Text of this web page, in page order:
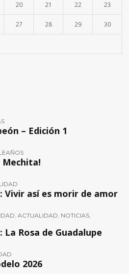
20 21 22 23
27 28 29 30
– Edición 1
Mechita!
Vivir así es morir de amor
ACTUALIDAD NOTICIAS
La Rosa de Guadalupe
2026